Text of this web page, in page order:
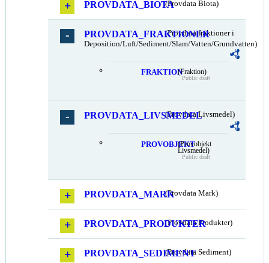
PROVDATA_BIOTA(Provdata Biota)
PROVDATA_FRAKTIONER
(Provdata fraktioner i
Deposition/Luft/Sediment/Slam/Vatten/Grundvatten)
FRAKTION(Fraktion)
Public draft
PROVDATA_LIVSMEDEL
(Provdata Livsmedel)
PROVOBJEKT(Provobjekt
Livsmedel)
Public draft
PROVDATA_MARK(Provdata Mark)
PROVDATA_PRODUKTER
(Provdata Produkter)
PROVDATA_SEDIMENT(Provdata Sediment)